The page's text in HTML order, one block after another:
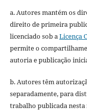
a. Autores mantém os
direito de primeira
licenciado sob aLicença
permite o
autoria e publicação
b. Autores têm
separadamente, para
trabalho publicada